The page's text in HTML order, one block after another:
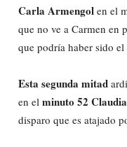
Carla Armengol en el
que no ve a Carmen en
que podría haber sido
Esta segunda mitad
en el minuto 52 Claudia
disparo que es atajado